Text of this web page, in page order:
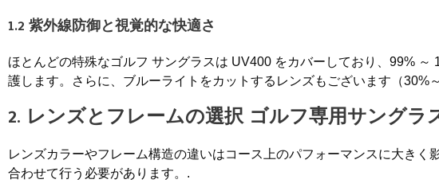
1.2 紫外線防御と視覚的な快適さ
ほとんどの特殊なゴルフ サングラスは UV400 をカバーしており、99% ～
護します。さらに、ブルーライトをカットするレンズもございます（30%
2. レンズとフレームの選択 ゴルフ専用サングラ
レンズカラーやフレーム構造の違いはコース上のパフォーマンスに大きく
合わせて行う必要があります。.